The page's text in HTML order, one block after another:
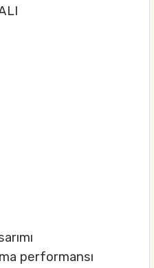
performansı